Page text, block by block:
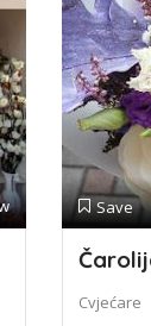
Save
Cvjećare